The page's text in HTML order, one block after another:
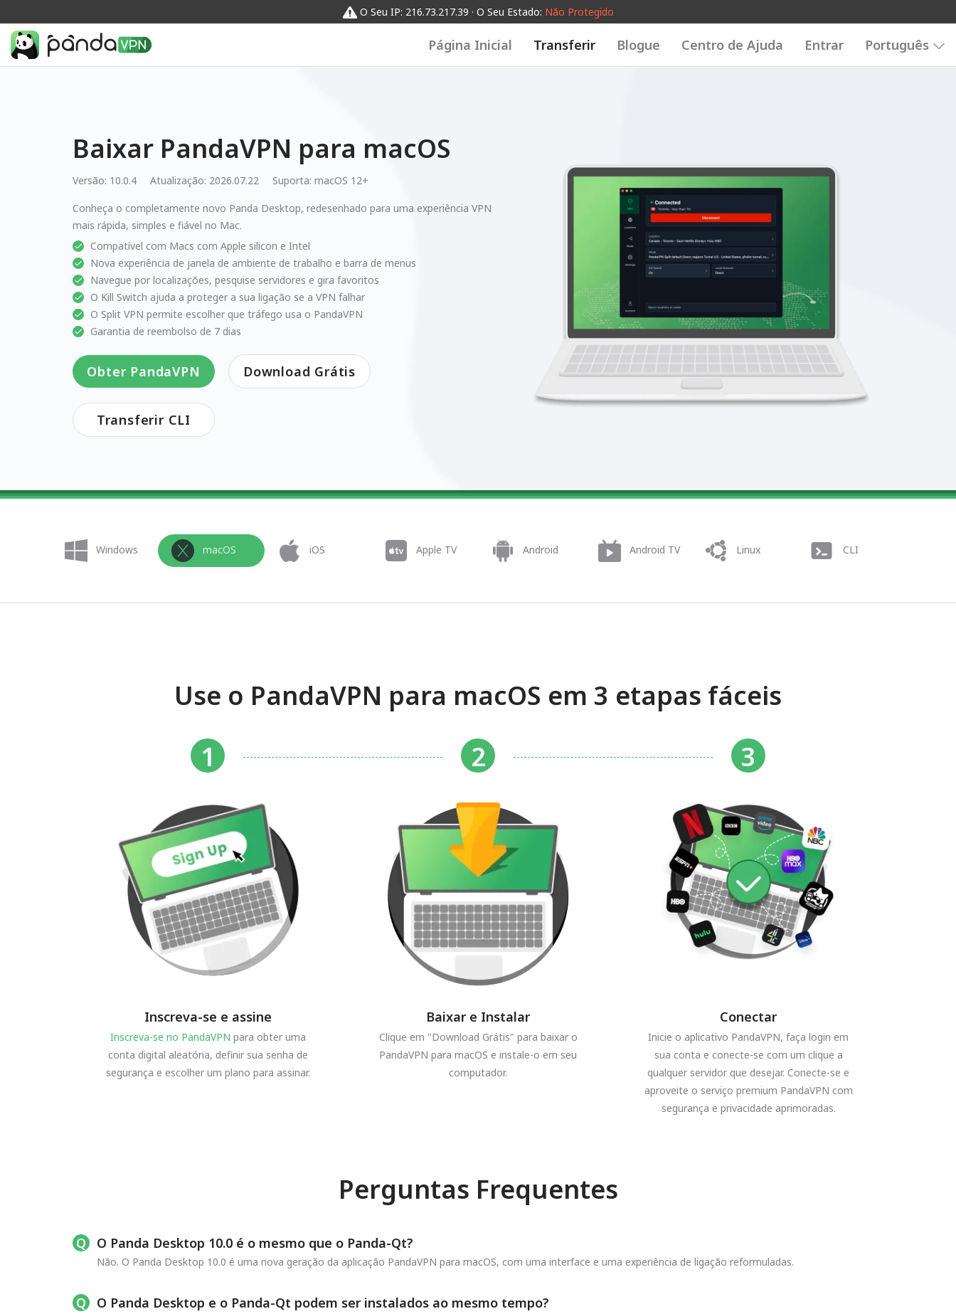
O Seu IP: 216.73.217.39 · O Seu Estado: Não Protegido
Página Inicial Transferir Blogue Centro de Ajuda Entrar Português
Baixar PandaVPN para macOS
Versão: 10.0.4 Atualização: 2026.07.22 Suporta: macOS 12+
Conheça o completamente novo Panda Desktop, redesenhado para uma experiência VPN
mais rápida, simples e fiável no Mac.
Compatível com Macs com Apple silicon e Intel
Nova experiência de janela de ambiente de trabalho e barra de menus
Navegue por localizações, pesquise servidores e gira favoritos
O Kill Switch ajuda a proteger a sua ligação se a VPN falhar
O Split VPN permite escolher que tráfego usa o PandaVPN
Garantia de reembolso de 7 dias
Obter PandaVPN Download Grátis
Transferir CLI
Windows macOS iOS Apple TV Android Android TV Linux CLI
Use o PandaVPN para macOS em 3 etapas fáceis
Inscreva-se e assine
Inscreva-se no PandaVPN para obter uma
conta digital aleatória, definir sua senha de
segurança e escolher um plano para assinar.
Baixar e Instalar
Clique em "Download Grátis" para baixar o
PandaVPN para macOS e instale-o em seu
computador.
Conectar
Inicie o aplicativo PandaVPN, faça login em
sua conta e conecte-se com um clique a
qualquer servidor que desejar. Conecte-se e
aproveite o serviço premium PandaVPN com
segurança e privacidade aprimoradas.
Perguntas Frequentes
O Panda Desktop 10.0 é o mesmo que o Panda-Qt?
Não. O Panda Desktop 10.0 é uma nova geração da aplicação PandaVPN para macOS, com uma interface e uma experiência de ligação reformuladas.
O Panda Desktop e o Panda-Qt podem ser instalados ao mesmo tempo?